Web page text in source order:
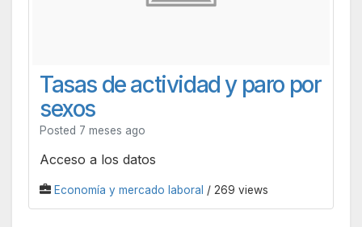
Tasas de actividad y paro por
sexos
Posted 7 meses ago
Acceso a los datos
Economía y mercado laboral / 269 views